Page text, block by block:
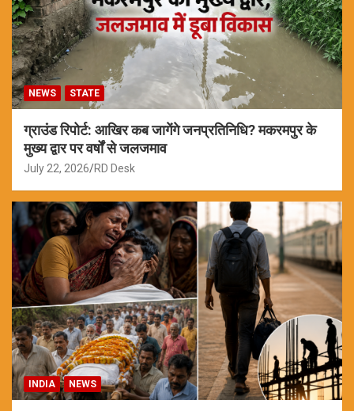
NEWS STATE
ग्राउंड रिपोर्ट: आखिर कब जागेंगे जनप्रतिनिधि? मकरमपुर के
मुख्य द्वार पर वर्षों से जलजमाव
July 22, 2026 RD Desk
INDIA NEWS